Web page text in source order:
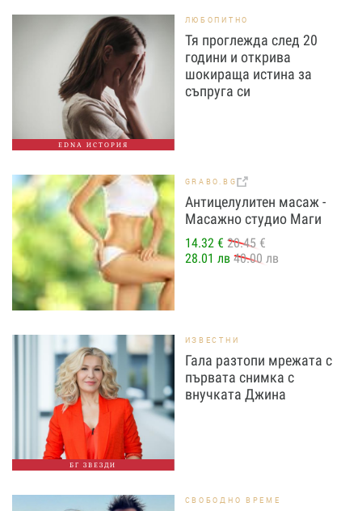
EDNA ИСТОРИЯ
ЛЮБОПИТНО
Тя проглежда след 20
години и открива
шокираща истина за
съпруга си
GRABO.BG
Антицелулитен масаж -
Масажно студио Маги
14.32 € 20.45 €
28.01 лв 40.00 лв
БГ ЗВЕЗДИ
ИЗВЕСТНИ
Гала разтопи мрежата с
първата снимка с
внучката Джина
СВОБОДНО ВРЕМЕ